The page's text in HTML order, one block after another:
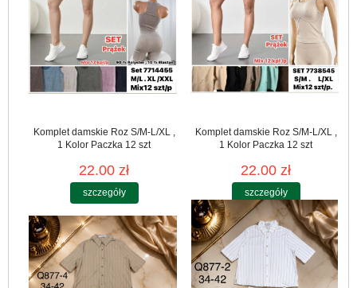
Komplet damskie Roz S/M-L/XL ,
1 Kolor Paczka 12 szt
22.00 zł
szczegóły
Komplet damskie Roz S/M-L/XL ,
1 Kolor Paczka 12 szt
22.00 zł
szczegóły